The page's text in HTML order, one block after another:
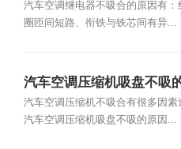
汽车空调继电器不吸合的原因有：
圈匝间短路、衔铁与铁芯间有异...
汽车空调压缩机吸盘不吸
汽车空调压缩机不吸合有很多因素
汽车空调压缩机吸盘不吸的原因...